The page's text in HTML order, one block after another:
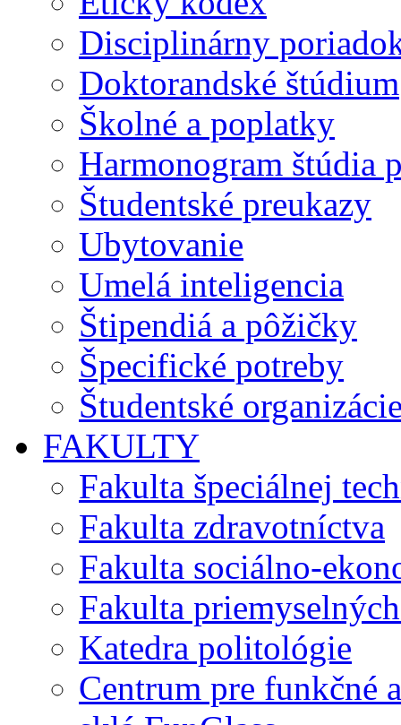
Disciplinárny
Doktorandské štúdium
Školné a poplatky
Harmonogram štúdia
Študentské preukazy
Ubytovanie
Umelá inteligencia
Štipendiá a pôžičky
Špecifické potreby
Študentské
FAKULTY
Fakulta špeciálnej
Fakulta zdravotníctva
Fakulta sociálno-
Fakulta
Katedra politológie
Centrum pre funkčné